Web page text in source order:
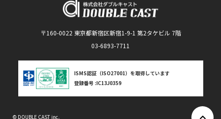
〒160-0022 東京都新宿区新宿1-9-1 第2タケビル 7階
03-6893-7711
ISMS認証（ISO27001）を取得しています
登録番号 :IC13J0359
© DOUBLE CAST inc.